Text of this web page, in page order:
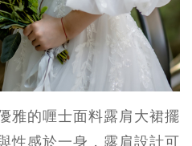
雅的喱士面料露肩大裙擺
性感於一身，露肩設計可